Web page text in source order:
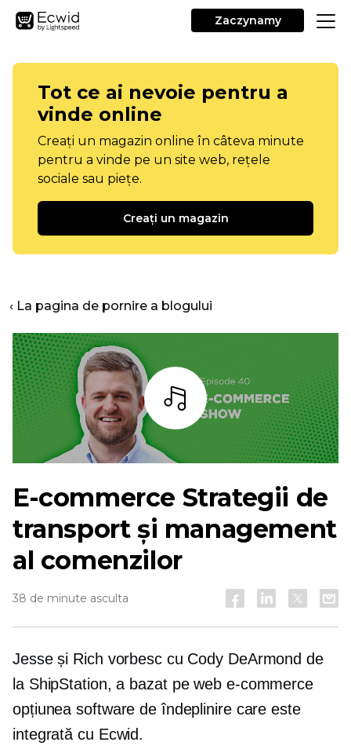
Zaczynamy
Tot ce ai nevoie pentru a
vinde online
Creați un magazin online în câteva minute
pentru a vinde pe un site web, rețele
sociale sau piețe.
Creați un magazin
‹ La pagina de pornire a blogului
Asculta
E-commerce Strategii de
transport și management
al comenzilor
38 de minute asculta
Jesse și Rich vorbesc cu Cody DeArmond de
la ShipStation, a bazat pe web e-commerce
opțiunea software de îndeplinire care este
integrată cu Ecwid.